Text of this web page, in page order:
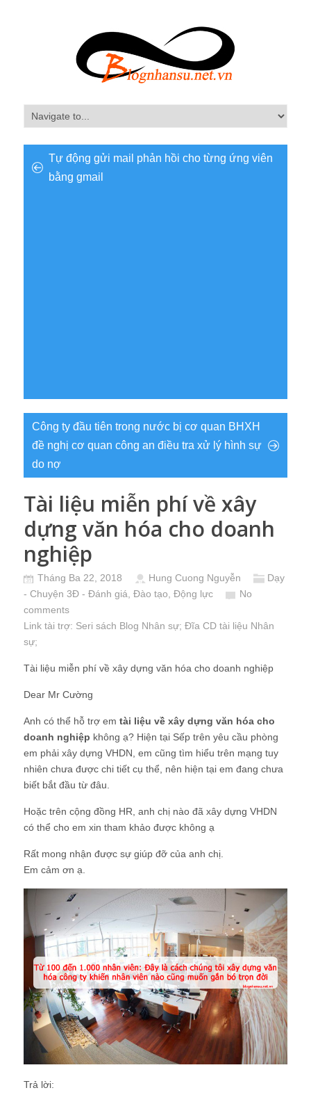
Tự động gửi mail phản hồi cho từng ứng viên
bằng gmail
Công ty đầu tiên trong nước bị cơ quan BHXH
đề nghị cơ quan công an điều tra xử lý hình sự
do nợ
Tài liệu miễn phí về xây
dựng văn hóa cho doanh
nghiệp
Tháng Ba 22, 2018 Hung Cuong Nguyễn
Dạy
- Chuyện 3Đ - Đánh giá, Đào tạo, Động lực
No
comments
Link tài trợ: Seri sách Blog Nhân sự; Đĩa CD tài liệu Nhân
sự;
Tài liệu miễn phí về xây dựng văn hóa cho doanh nghiệp
Dear Mr Cường
Anh có thể hỗ trợ em tài liệu về xây dựng văn hóa cho
doanh nghiệp không ạ? Hiện tại Sếp trên yêu cầu phòng
em phải xây dựng VHDN, em cũng tìm hiểu trên mạng tuy
nhiên chưa được chi tiết cụ thể, nên hiện tại em đang chưa
biết bắt đầu từ đâu.
Hoặc trên cộng đồng HR, anh chị nào đã xây dựng VHDN
có thể cho em xin tham khảo được không ạ
Rất mong nhận được sự giúp đỡ của anh chị.
Em cảm ơn ạ.
Trả lời: